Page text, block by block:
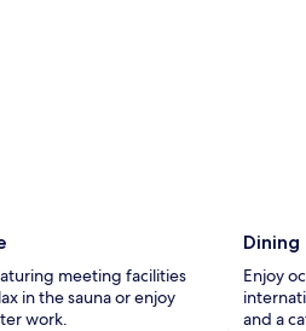
meeting facilities
in the sauna or enjoy
work.
Enjoy
and a